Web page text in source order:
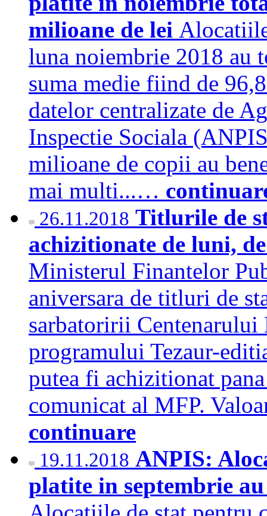
milioane de lei
luna noiembrie 2018 au
suma medie fiind de
datelor centralizate de
Inspectie Sociala
milioane de copii au
mai multi...…
26.11.2018 Titlurile de
achizitionate de luni,
Ministerul Finantelor
aniversara de titluri de
sarbatoririi
programului Tezaur-
putea fi achizitionat
comunicat al MFP.
continuare
19.11.2018 ANPIS:
platite in septembrie